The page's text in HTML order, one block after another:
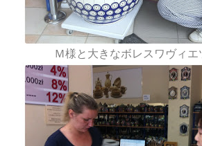
Ｍ様と大きなボレスワヴィエ